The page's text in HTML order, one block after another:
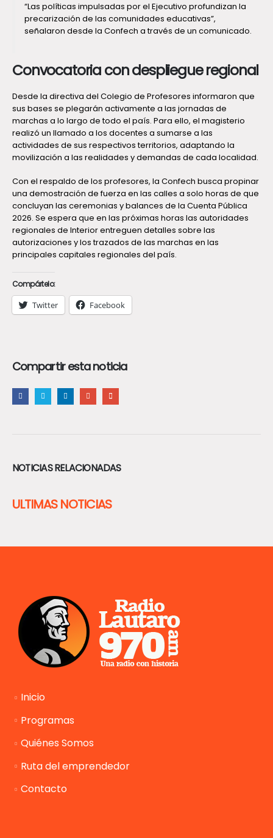
“Las políticas impulsadas por el Ejecutivo profundizan la
precarización de las comunidades educativas”,
señalaron desde la Confech a través de un comunicado.
Convocatoria con despliegue regional
Desde la directiva del Colegio de Profesores informaron que
sus bases se plegarán activamente a las jornadas de
marchas a lo largo de todo el país. Para ello, el magisterio
realizó un llamado a los docentes a sumarse a las
actividades de sus respectivos territorios, adaptando la
movilización a las realidades y demandas de cada localidad.
Con el respaldo de los profesores, la Confech busca propinar
una demostración de fuerza en las calles a solo horas de que
concluyan las ceremonias y balances de la Cuenta Pública
2026. Se espera que en las próximas horas las autoridades
regionales de Interior entreguen detalles sobre las
autorizaciones y los trazados de las marchas en las
principales capitales regionales del país.
Compártelo:
Twitter Facebook
Compartir esta noticia
NOTICIAS RELACIONADAS
ULTIMAS NOTICIAS
Inicio
Programas
Quiénes Somos
Ruta del emprendedor
Contacto